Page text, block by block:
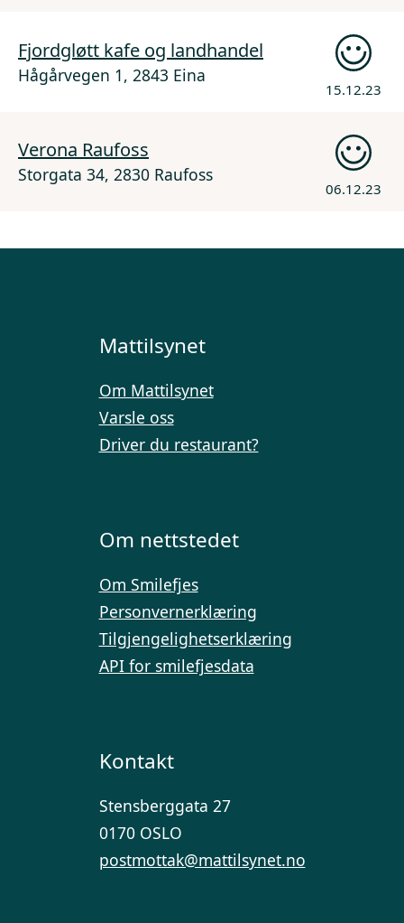
Fjordgløtt kafe og landhandel
Hågårvegen 1, 2843 Eina
15.12.23
Verona Raufoss
Storgata 34, 2830 Raufoss
06.12.23
Mattilsynet
Om Mattilsynet
Varsle oss
Driver du restaurant?
Om nettstedet
Om Smilefjes
Personvernerklæring
Tilgjengelighetserklæring
API for smilefjesdata
Kontakt
Stensberggata 27
0170 OSLO
postmottak@mattilsynet.no